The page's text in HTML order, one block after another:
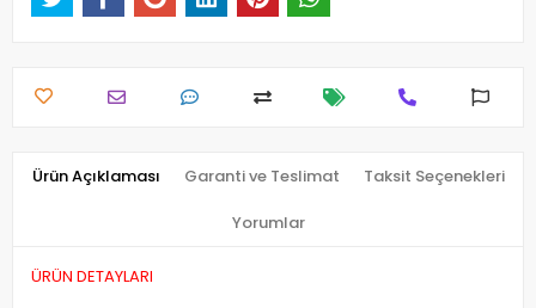
Ürün Açıklaması Garanti ve Teslimat Taksit Seçenekleri
Yorumlar
ÜRÜN DETAYLARI